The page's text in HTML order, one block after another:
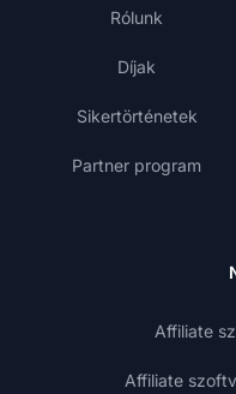
Rólunk
Díjak
Sikertörténetek
Partner program
Affiliate
Affiliate